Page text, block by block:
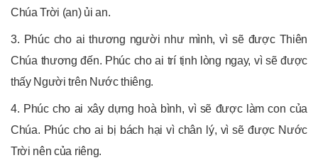
Chúa Trời (an) ủi an.
3. Phúc cho ai thương người như mình, vì sẽ được Thiên
Chúa thương đến. Phúc cho ai trí tịnh lòng ngay, vì sẽ được
thấy Người trên Nước thiêng.
4. Phúc cho ai xây dựng hoà bình, vì sẽ được làm con của
Chúa. Phúc cho ai bị bách hại vì chân lý, vì sẽ được Nước
Trời nên của riêng.